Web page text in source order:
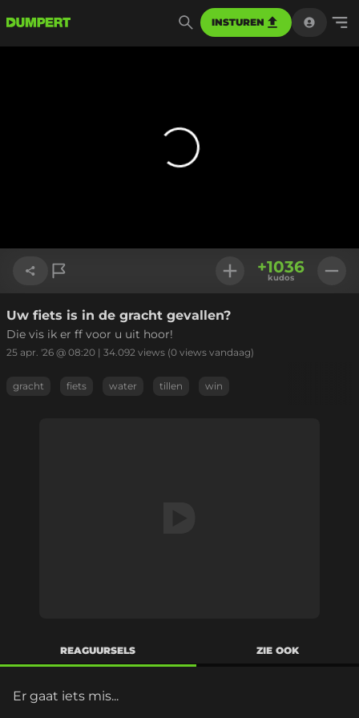
INSTUREN
Link kopiëren
+1036
kudos
Uw fiets is in de gracht gevallen?
Die vis ik er ff voor u uit hoor!
25 apr. '26 @ 08:20 | 34.092 views (0 views vandaag)
gracht fiets water tillen win
REAGUURSELS ZIE OOK
Er gaat iets mis...